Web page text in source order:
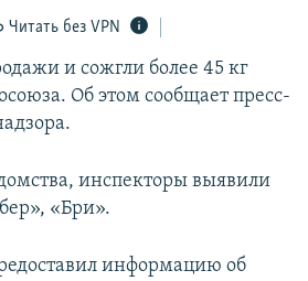
11 ИСТОРИЙ СОПРОТИВЛЕНИЯ
Читать без VPN
и сожгли более 45 кг
Об этом сообщает пресс-
инспекторы выявили
«Бри».
информацию об